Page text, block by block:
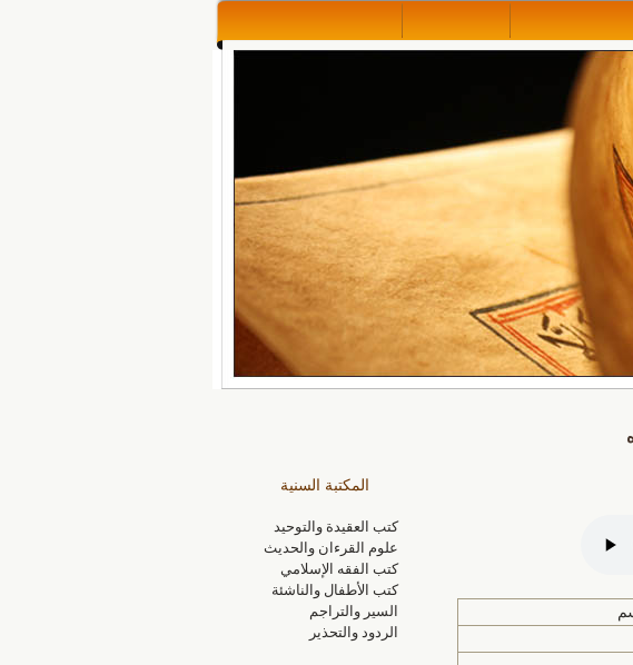
المكتبة السنية
كتب العقيدة والتوحيد
علوم القرءان والحديث
كتب الفقه الإسلامي
كتب الأطفال والناشئة
السير والتراجم
الردود والتحذير